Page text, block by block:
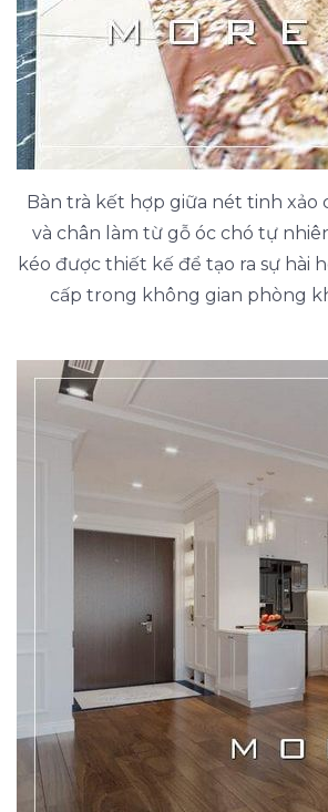
Bàn trà kết hợp giữa nét tinh xảo
và chân làm từ gỗ óc chó tự
kéo được thiết kế để tạo ra sự hài
cấp trong không gian phòng